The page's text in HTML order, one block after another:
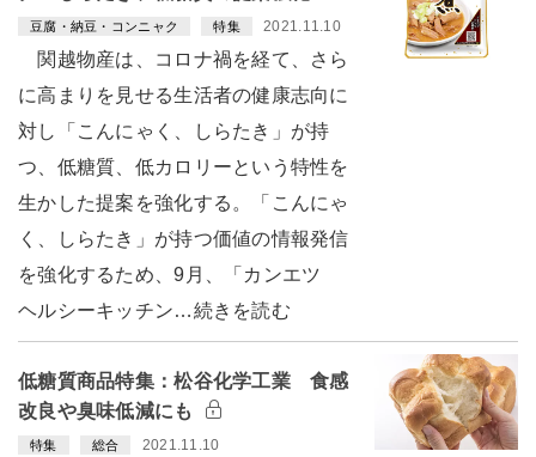
豆腐・納豆・コンニャク 特集 2021.11.10
関越物産は、コロナ禍を経て、さら
に高まりを見せる生活者の健康志向に
対し「こんにゃく、しらたき」が持
つ、低糖質、低カロリーという特性を
生かした提案を強化する。「こんにゃ
く、しらたき」が持つ価値の情報発信
を強化するため、9月、「カンエツ
ヘルシーキッチン…続きを読む
低糖質商品特集：松谷化学工業 食感
改良や臭味低減にも
特集 総合 2021.11.10